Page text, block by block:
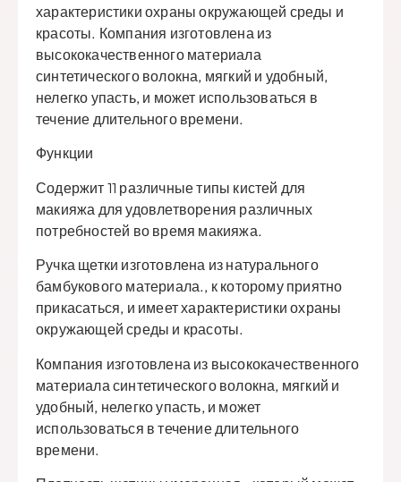
характеристики охраны окружающей среды и
красоты. Компания изготовлена ​​из
высококачественного материала
синтетического волокна, мягкий и удобный,
нелегко упасть, и может использоваться в
течение длительного времени.
Функции
Содержит 11 различные типы кистей для
макияжа для удовлетворения различных
потребностей во время макияжа.
Ручка щетки изготовлена ​​из натурального
бамбукового материала., к которому приятно
прикасаться, и имеет характеристики охраны
окружающей среды и красоты.
Компания изготовлена ​​из высококачественного
материала синтетического волокна, мягкий и
удобный, нелегко упасть, и может
использоваться в течение длительного
времени.